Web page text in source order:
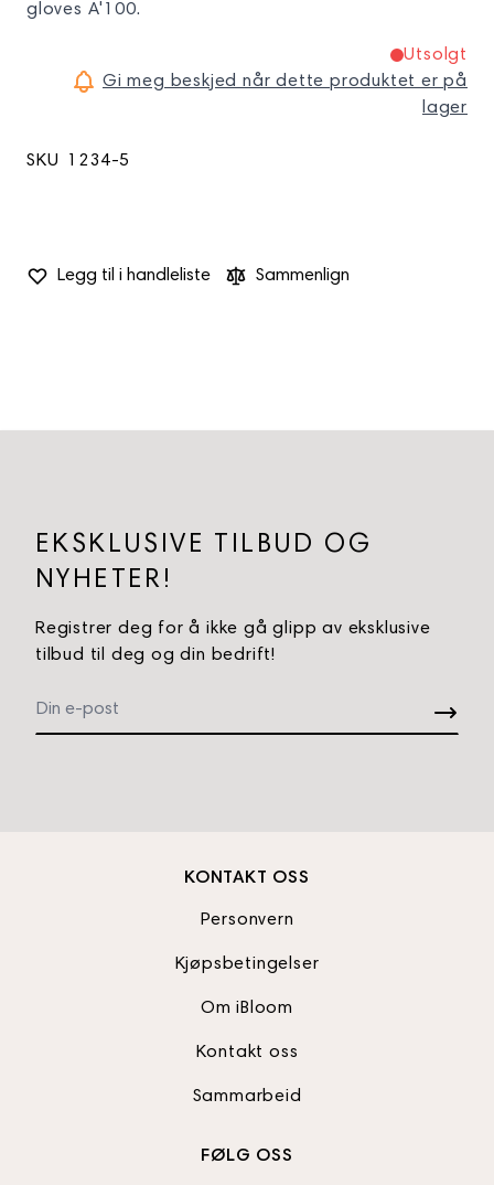
gloves A'100.
Utsolgt
Gi meg beskjed når dette produktet er på
lager
SKU 1234-5
Legg til i handleliste Sammenlign
KONTAKT OSS
Personvern
Kjøpsbetingelser
Om iBloom
Kontakt oss
Sammarbeid
FØLG OSS
EKSKLUSIVE TILBUD OG
NYHETER!
Registrer deg for å ikke gå glipp av eksklusive
tilbud til deg og din bedrift!